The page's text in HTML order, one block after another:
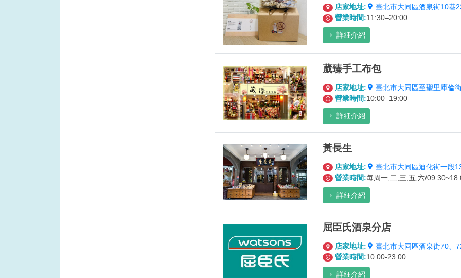
店家地址:
臺北市大同區酒泉街10巷
營業時間:11:30–20:00
詳細介紹
葳臻手工布包
店家地址:
臺北市大同區至聖里庫倫
營業時間:10:00–19:00
詳細介紹
黃長生
店家地址:
臺北市大同區迪化街一段
營業時間:每周一,二,三,五,六/
詳細介紹
屈臣氏酒泉分店
店家地址:
臺北市大同區酒泉街70、
營業時間:10:00-23:00
詳細介紹